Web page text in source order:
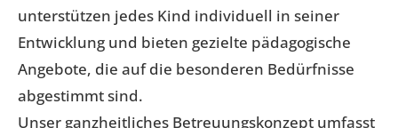
unterstützen jedes Kind individuell in seiner
Entwicklung und bieten gezielte pädagogische
Angebote, die auf die besonderen Bedürfnisse
abgestimmt sind.
Unser ganzheitliches Betreuungskonzept umfasst